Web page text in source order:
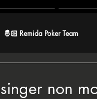
🤴🏻 Remida Poker Team
non